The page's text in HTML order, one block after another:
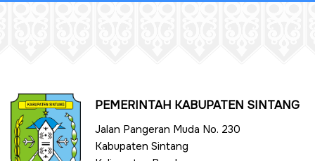
PEMERINTAH KABUPATEN SINTANG
Jalan Pangeran Muda No. 230
Kabupaten Sintang